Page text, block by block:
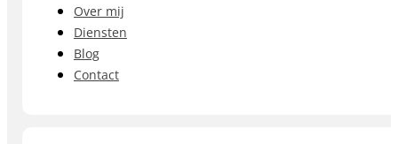
Over mij
Diensten
Blog
Contact